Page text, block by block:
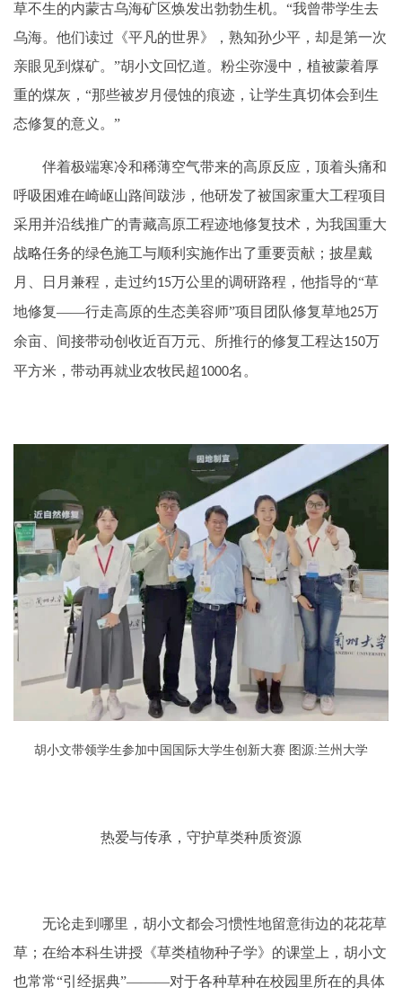
草不生的内蒙古乌海矿区焕发出勃勃生机。“我曾带学生去
乌海。他们读过《平凡的世界》，熟知孙少平，却是第一次
亲眼见到煤矿。”胡小文回忆道。粉尘弥漫中，植被蒙着厚
重的煤灰，“那些被岁月侵蚀的痕迹，让学生真切体会到生
态修复的意义。”
伴着极端寒冷和稀薄空气带来的高原反应，顶着头痛和
呼吸困难在崎岖山路间跋涉，他研发了被国家重大工程项目
采用并沿线推广的青藏高原工程迹地修复技术，为我国重大
战略任务的绿色施工与顺利实施作出了重要贡献；披星戴
月、日月兼程，走过约15万公里的调研路程，他指导的“草
地修复——行走高原的生态美容师”项目团队修复草地25万
余亩、间接带动创收近百万元、所推行的修复工程达150万
平方米，带动再就业农牧民超1000名。
胡小文带领学生参加中国国际大学生创新大赛 图源:兰州大学
热爱与传承，守护草类种质资源
无论走到哪里，胡小文都会习惯性地留意街边的花花草
草；在给本科生讲授《草类植物种子学》的课堂上，胡小文
也常常“引经据典”———对于各种草种在校园里所在的具体